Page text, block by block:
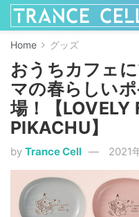
Home グッズ
おうちカフェ
マの春らしい
場！【LOVELY
PIKACHU】
by Trance Cell 2021